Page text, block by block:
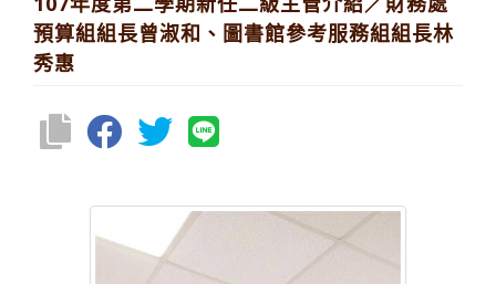
預算組組長曾淑和、圖書館參考服務組組長林
秀惠